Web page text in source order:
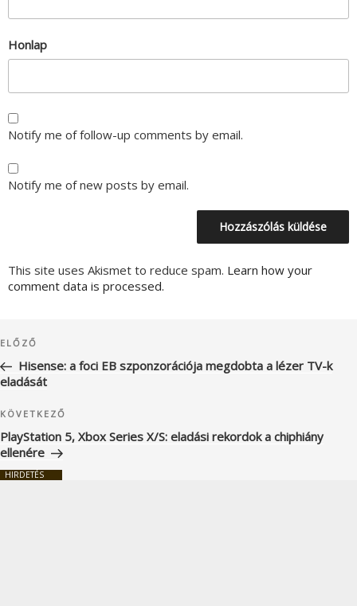
Honlap
Notify me of follow-up comments by email.
Notify me of new posts by email.
This site uses Akismet to reduce spam. Learn how your
comment data is processed.
navigáció
Korábbi
bejegyzés
ELŐZŐ
Hisense: a foci EB szponzorációja megdobta a lézer TV-k
eladását
Következő
bejegyzés
KÖVETKEZŐ
PlayStation 5, Xbox Series X/S: eladási rekordok a chiphiány
ellenére
HIRDETÉS